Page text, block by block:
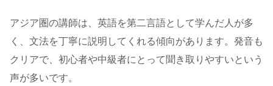
アジア圏の講師は、英語を第二言語として学んだ人が多
く、文法を丁寧に説明してくれる傾向があります。発音も
クリアで、初心者や中級者にとって聞き取りやすいという
声が多いです。